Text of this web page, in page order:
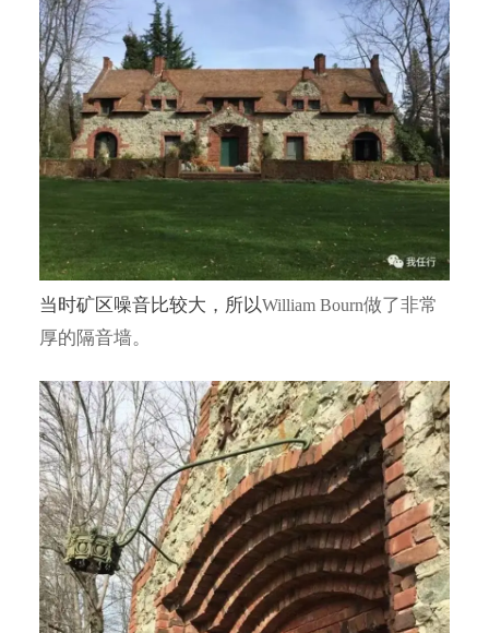
当时矿区噪音比较大，所以William Bourn做了非常
厚的隔音墙。